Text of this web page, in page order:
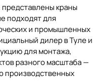
представлены краны
подходят для
и промышленных
дилер в Туле и
для монтажа,
разного масштаба —
производственных